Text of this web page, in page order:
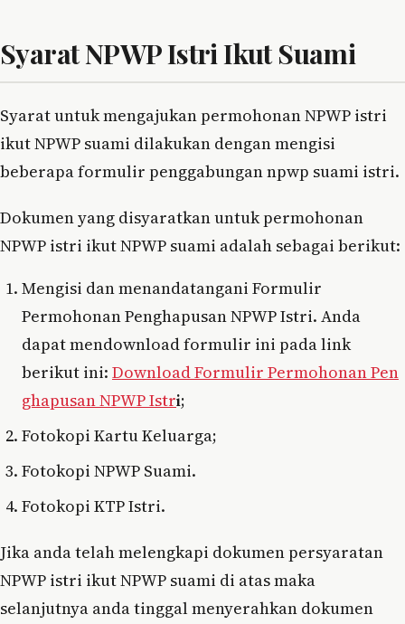
Syarat NPWP Istri Ikut Suami
Syarat untuk mengajukan permohonan NPWP istri
ikut NPWP suami dilakukan dengan mengisi
beberapa formulir penggabungan npwp suami istri.
Dokumen yang disyaratkan untuk permohonan
NPWP istri ikut NPWP suami adalah sebagai berikut:
Mengisi dan menandatangani Formulir
Permohonan Penghapusan NPWP Istri. Anda
dapat mendownload formulir ini pada link
berikut ini: Download Formulir Permohonan Pen
ghapusan NPWP Istri;
Fotokopi Kartu Keluarga;
Fotokopi NPWP Suami.
Fotokopi KTP Istri.
Jika anda telah melengkapi dokumen persyaratan
NPWP istri ikut NPWP suami di atas maka
selanjutnya anda tinggal menyerahkan dokumen